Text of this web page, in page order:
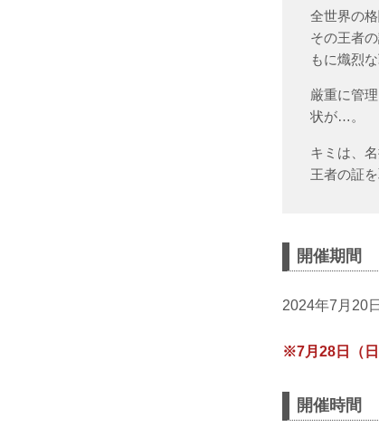
全世界の
その王者
もに熾烈
厳重に管
状が…。
キミは、
王者の証
開催期間
2024年7月20
※7月28日（日
開催時間